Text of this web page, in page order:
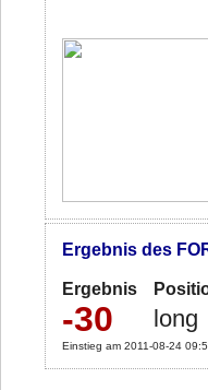
Ergebnis des
Ergebnis
-30 long
Einstieg am 2011-08-24